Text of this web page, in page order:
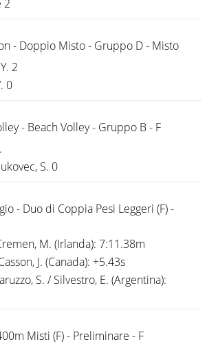
2
- Doppio Misto - Gruppo D - Misto
2
0
- Beach Volley - Gruppo B - F
S. 0
- Duo di Coppia Pesi Leggeri (F) -
M. (Irlanda): 7:11.38m
J. (Canada): +5.43s
S. / Silvestro, E. (Argentina):
Misti (F) - Preliminare - F